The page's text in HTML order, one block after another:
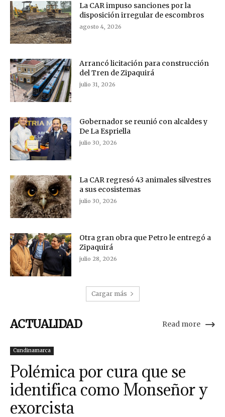
La CAR impuso sanciones por la
disposición irregular de escombros
agosto 4, 2026
Arrancó licitación para construcción
del Tren de Zipaquirá
julio 31, 2026
Gobernador se reunió con alcaldes y
De La Espriella
julio 30, 2026
La CAR regresó 43 animales silvestres
a sus ecosistemas
julio 30, 2026
Otra gran obra que Petro le entregó a
Zipaquirá
julio 28, 2026
Cargar más
ACTUALIDAD Read more
Cundinamarca
Polémica por cura que se
identifica como Monseñor y
exorcista